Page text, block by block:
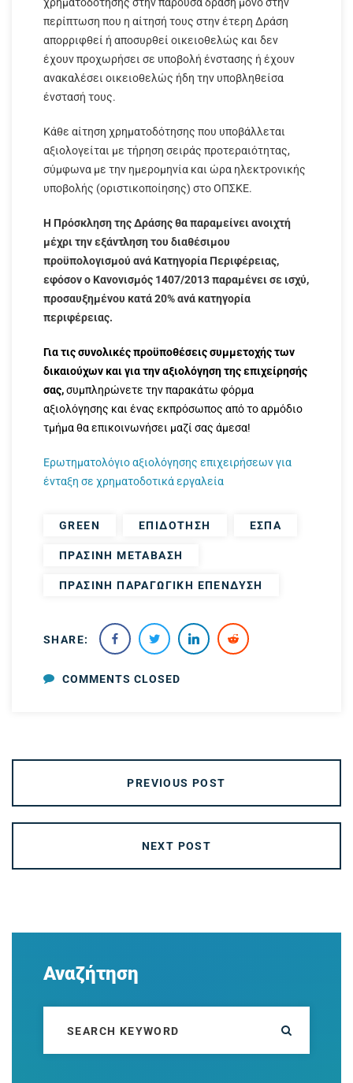
περίπτωση που η αίτησή τους στην έτερη Δράση
απορριφθεί ή αποσυρθεί οικειοθελώς και δεν
έχουν προχωρήσει σε υποβολή ένστασης ή έχουν
ανακαλέσει οικειοθελώς ήδη την υποβληθείσα
ένστασή τους.
Κάθε αίτηση χρηματοδότησης που υποβάλλεται
αξιολογείται με τήρηση σειράς προτεραιότητας,
σύμφωνα με την ημερομηνία και ώρα ηλεκτρονικής
υποβολής (οριστικοποίησης) στο ΟΠΣΚΕ.
Η Πρόσκληση της Δράσης θα παραμείνει ανοιχτή
μέχρι την εξάντληση του διαθέσιμου
προϋπολογισμού ανά Κατηγορία Περιφέρειας,
εφόσον ο Κανονισμός 1407/2013 παραμένει σε ισχύ,
προσαυξημένου κατά 20% ανά κατηγορία
περιφέρειας.
Για τις συνολικές προϋποθέσεις συμμετοχής των
δικαιούχων και για την αξιολόγηση της επιχείρησής
σας,συμπληρώνετε την παρακάτω φόρμα
αξιολόγησης και ένας εκπρόσωπος από το αρμόδιο
τμήμα θα επικοινωνήσει μαζί σας άμεσα!
Ερωτηματολόγιο αξιολόγησης επιχειρήσεων για
ένταξη σε χρηματοδοτικά εργαλεία
GREEN ΕΠΙΔΟΤΗΣΗ ΕΣΠΑ
ΠΡΑΣΙΝΗ ΜΕΤΑΒΑΣΗ
ΠΡΑΣΙΝΗ ΠΑΡΑΓΩΓΙΚΗ ΕΠΕΝΔΥΣΗ
SHARE:
COMMENTS CLOSED
PREVIOUS POST
NEXT POST
Αναζήτηση